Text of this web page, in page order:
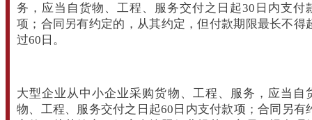
务，应当自货物、工程、服务交付之日起30日内支付
项；合同另有约定的，从其约定，但付款期限最长不得
过60日。
大型企业从中小企业采购货物、工程、服务，应当自
物、工程、服务交付之日起60日内支付款项；合同另有